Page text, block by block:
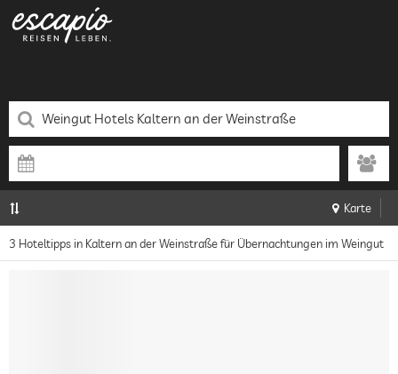
Karte
3 Hoteltipps in Kaltern an der Weinstraße für Übernachtungen im Weingut